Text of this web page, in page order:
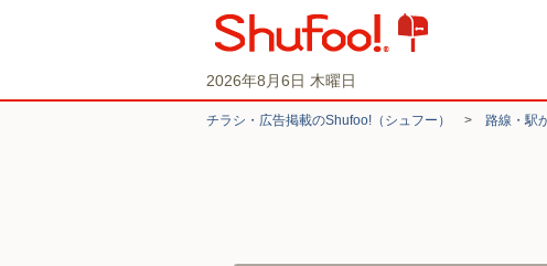
2026年8月6日 木曜日
チラシ・​広告掲載の​Shufoo!​（シュフー） > 路線・駅